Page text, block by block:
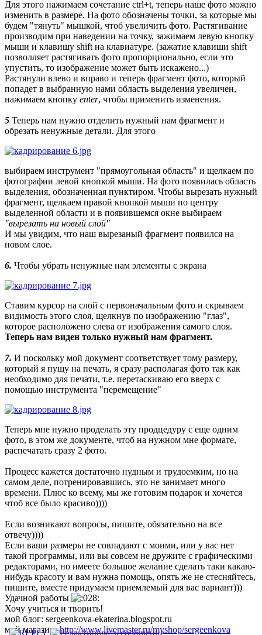
Для этого нажимаем сочетание ctrl+t, теперь наше фото можно
изменить в размере. На фото обозначены точки, за которые мы
будем "тянуть" мышкой, чтоб увеличить фото. Растягивание
производим при наведении на точку, зажимаем левую кнопку
мыши и клавишу shift на клавиатуре. (зажатие клавиши shift
позволляет растягивать фото пропорционально, если это
упустить, то изображение может быть искажено...)
Растянули влево и вправо и теперь фрагмент фото, который
попадет в выбранную нами область выделения увеличен,
нажимаем кнопку enter, чтобы применить изменения.
5 Теперь нам нужно отделить нужный нам фрагмент и
обрезать ненужные детали. Для этого
выбираем инструмент "прямоугольная область" и щелкаем по
фотографии левой кнопкой мыши. На фото появилась область
выделения, обозначенная пунктиром. Чтобы вырезать нужный
фрагмент, щелкаем правой кнопкой мыши по центру
выделенной области и в появившемся окне выбираем
"вырезать на новый слой"
И мы увидим, что наш вырезаный фрагмент появился на
новом слое.
6. Чтобы убрать ненужные нам элементы с экрана
Ставим курсор на слой с первоначальным фото и скрываем
видимость этого слоя, щелкнув по изображению "глаз",
которое расположено слева от изображения самого слоя.
Теперь нам виден только нужный нам фрагмент.
7. И поскольку мой документ соответствует тому размеру,
который я пущу на печать, я сразу располагая фото так как
необходимо для печати, т.е. перетаскиваю его вверх с
помощью инструмента "перемещение"
Теперь мне нужно проделать эту продцедуру с еще одним
фото, в этом же документе, чтоб на нужном мне формате,
распечатать сразу 2 фото.
Процесс кажется достаточно нудным и трудоемким, но на
самом деле, потренировавшись, это не занимает много
времени. Плюс ко всему, мы же готовим подарок и хочется
чтоб все было красиво))))
Если возникают вопросы, пишите, обязательно на все
отвечу))))
Если ваши размеры не совпадают с моими, или у вас нет
такой программы, или вы совсем не дружите с графическими
редакторами, но имеете большое желание сделать таки какаю-
нибудь красоту и вам нужна помощь, опять же не стесняйтесь,
пишите, вместе придумаем приемлемый для вас вариант)))
Удачной работы
Хочу учиться и творить!
мой блог: sergeenkova-ekaterina.blogspot.ru
мой магазин:http://www.livemaster.ru/myshop/sergeenkova